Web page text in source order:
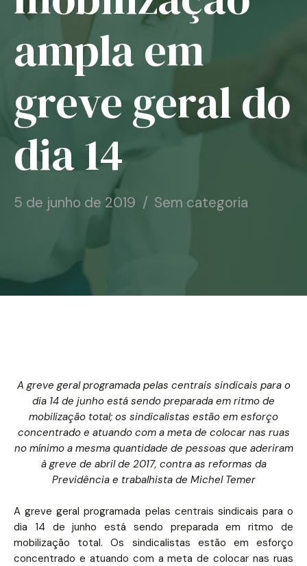
Notícias
Associe-se
ampla em
greve geral do
dia 14
5 de junho de 2019 Sem categoria
A greve geral programada pelas centrais sindicais para o
dia 14 de junho está sendo preparada em ritmo de
mobilização total; os sindicalistas estão em esforço
concentrado e atuando com a meta de colocar nas ruas
no mínimo a mesma quantidade de pessoas que aderiram
à greve de abril de 2017, contra as reformas da
Previdência e trabalhista de Michel Temer
A greve geral programada pelas centrais sindicais para o
dia 14 de junho está sendo preparada em ritmo de
mobilização total. Os sindicalistas estão em esforço
concentrado e atuando com a meta de colocar nas ruas